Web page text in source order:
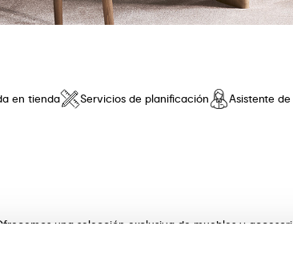
en tienda Servicios de planificación Asistente
una selección exclusiva de muebles y
comodidad sin iguales. Descubre nuestras